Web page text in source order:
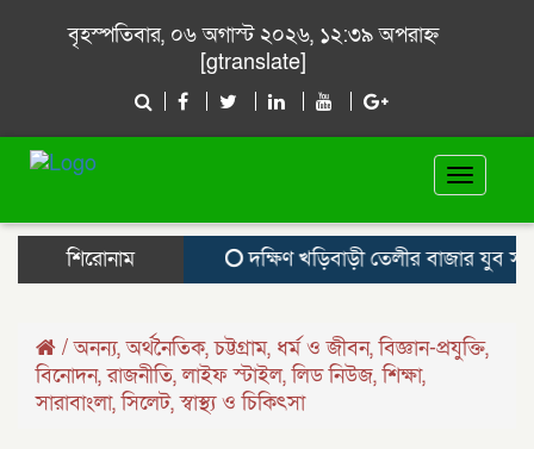
বৃহস্পতিবার, ০৬ অগাস্ট ২০২৬, ১২:৩৯ অপরাহ্ন
[gtranslate]
Toggle
শিরোনাম
দক্ষিণ খড়িবাড়ী তেলীর বাজার যুব
/অনন্য,অর্থনৈতিক,চট্টগ্রাম, ধর্ম ও জীবন,বিজ্ঞান-প্রযুক্তি,
বিনোদন,রাজনীতি,লাইফ স্টাইল,লিড নিউজ,শিক্ষা,
সারাবাংলা,সিলেট,স্বাস্থ্য ও চিকিৎসা